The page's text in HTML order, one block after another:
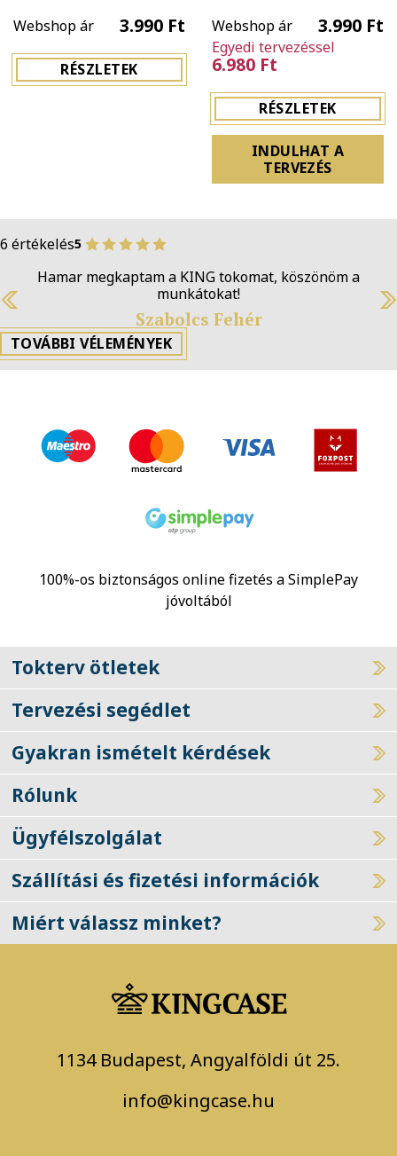
Webshop ár 3.990 Ft
RÉSZLETEK
Webshop ár 3.990 Ft
Egyedi tervezéssel
6.980 Ft
RÉSZLETEK
INDULHAT A
TERVEZÉS
6 értékelés5
Hamar megkaptam a KING tokomat, köszönöm a
munkátokat!
Szabolcs Fehér
Previous
TOVÁBBI VÉLEMÉNYEK
100%-os biztonságos online fizetés a SimplePay
jóvoltából
Tokterv ötletek
Tervezési segédlet
Gyakran ismételt kérdések
Rólunk
Ügyfélszolgálat
Szállítási és fizetési információk
Miért válassz minket?
1134 Budapest, Angyalföldi út 25.
info@kingcase.hu